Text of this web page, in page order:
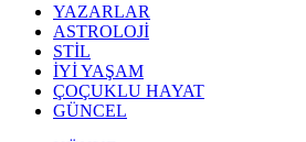
YAZARLAR
ASTROLOJİ
STİL
İYİ YAŞAM
ÇOÇUKLU HAYAT
GÜNCEL